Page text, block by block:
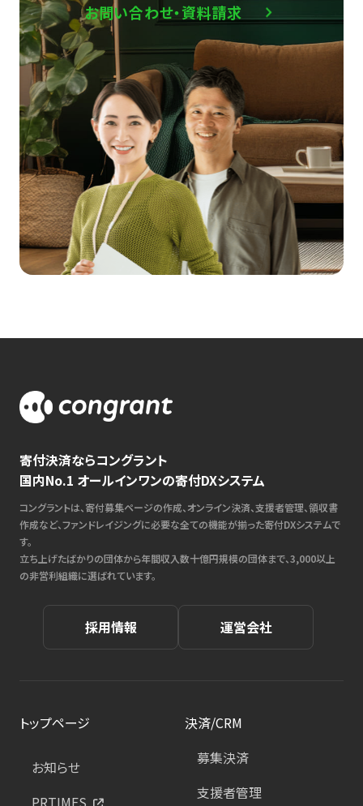
お問い合わせ・資料請求
寄付決済ならコングラント
国内No.1 オールインワンの寄付DXシステム
コングラントは、寄付募集ページの作成、オンライン決済、支援者管理、領収書
作成など、ファンドレイジングに必要な全ての機能が揃った寄付DXシステムで
す。
立ち上げたばかりの団体から年間収入数十億円規模の団体まで、3,000以上
の非営利組織に選ばれています。
採用情報 運営会社
トップページ
お知らせ
PRTIMES
決済/CRM
募集決済
支援者管理